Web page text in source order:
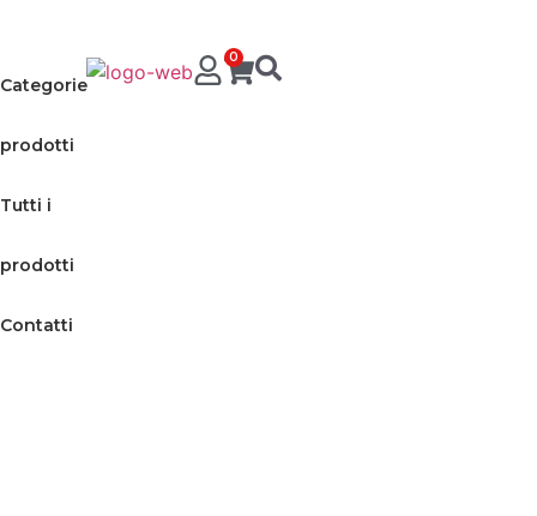
Categorie
prodotti
Tutti i
prodotti
Contatti
0